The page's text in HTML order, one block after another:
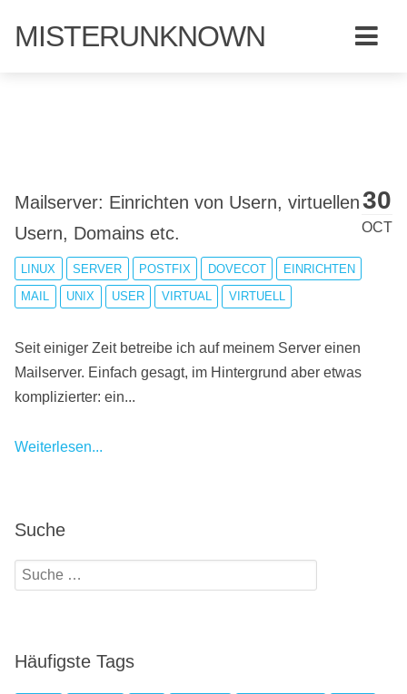
MISTERUNKNOWN
30
OCT
Mailserver: Einrichten von Usern, virtuellen
Usern, Domains etc.
LINUX SERVER POSTFIX DOVECOT EINRICHTEN
MAIL UNIX USER VIRTUAL VIRTUELL
Seit einiger Zeit betreibe ich auf meinem Server einen
Mailserver. Einfach gesagt, im Hintergrund aber etwas
komplizierter: ein...
Weiterlesen...
Suche
Häufigste Tags